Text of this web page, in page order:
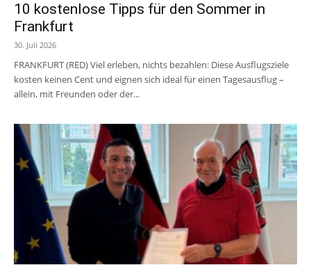
10 kostenlose Tipps für den Sommer in
Frankfurt
30. Juli 2026
FRANKFURT (RED) Viel erleben, nichts bezahlen: Diese Ausflugsziele
kosten keinen Cent und eignen sich ideal für einen Tagesausflug –
allein, mit Freunden oder der...